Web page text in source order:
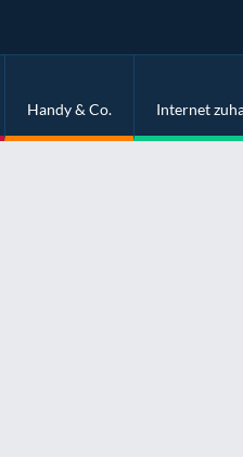
Handy & Co. Internet